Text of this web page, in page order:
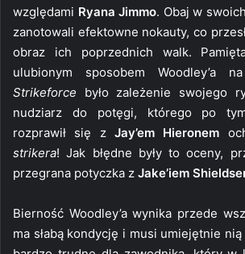
względami Ryana Jimmo. Obaj w
zanotowali efektowne nokauty, co
obraz ich poprzednich walk.
ulubionym sposobem Woodley’a
Strikeforce było zależenie swojego
nudziarz do potęgi, którego po
rozprawił się z Jay’em Hieronem
strikera! Jak błędne były to oceny,
przegrana potyczka z Jake’iem
Bierność Woodley’a wynika przede
ma słabą kondycję i musi umiejętnie